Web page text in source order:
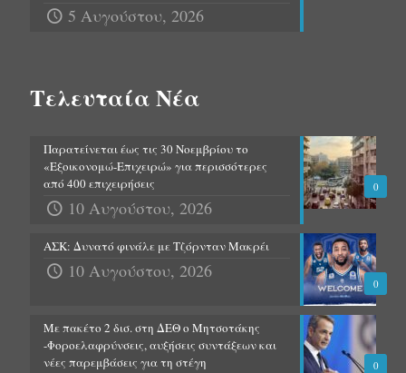
5 Αυγούστου, 2026
Τελευταία Νέα
0
Παρατείνεται έως τις 30 Νοεμβρίου το
«Εξοικονομώ-Επιχειρώ» για περισσότερες
από 400 επιχειρήσεις
10 Αυγούστου, 2026
0
ΑΣΚ: Δυνατό φινάλε με Τζόρνταν Μακρέι
10 Αυγούστου, 2026
0
Με πακέτο 2 δισ. στη ΔΕΘ ο Μητσοτάκης
-Φοροελαφρύνσεις, αυξήσεις συντάξεων και
νέες παρεμβάσεις για τη στέγη